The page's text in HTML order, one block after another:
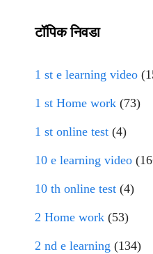
टॉपिक निवडा
1 st e learning video
1 st Home work (73)
1 st online test (4)
10 e learning video
10 th online test (4)
2 Home work (53)
2 nd e learning (134)